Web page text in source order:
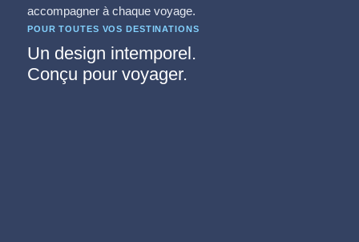
accompagner à chaque voyage.
POUR TOUTES VOS DESTINATIONS
Un design intemporel.
Conçu pour voyager.